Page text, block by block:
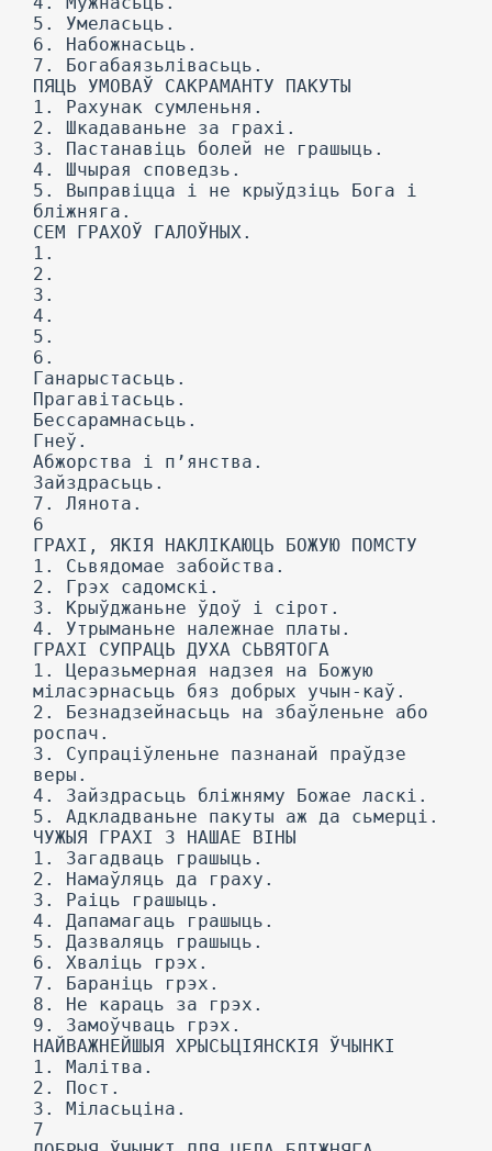
5. Умеласьць.
6. Набожнасьць.
7. Богабаязьлівасьць.
ПЯЦЬ УМОВАЎ САКРАМАНТУ ПАКУТЫ
1. Рахунак сумленьня.
2. Шкадаваньне за грахі.
3. Пастанавіць болей не грашыць.
4. Шчырая споведзь.
5. Выправіцца і не крыўдзіць Бога і
бліжняга.
СЕМ ГРАХОЎ ГАЛОЎНЫХ.
1.
2.
3.
4.
5.
6.
Ганарыстасьць.
Прагавітасьць.
Бессарамнасьць.
Гнеў.
Абжорства і п’янства.
Зайздрасьць.
7. Лянота.
6
ГРАХІ, ЯКІЯ НАКЛІКАЮЦЬ БОЖУЮ ПОМСТУ
1. Сьвядомае забойства.
2. Грэх садомскі.
3. Крыўджаньне ўдоў і сірот.
4. Утрыманьне належнае платы.
ГРАХІ СУПРАЦЬ ДУХА СЬВЯТОГА
1. Церазьмерная надзея на Божую
міласэрнасьць бяз добрых учын-каў.
2. Безнадзейнасьць на збаўленьне або
роспач.
3. Супраціўленьне пазнанай праўдзе
веры.
4. Зайздрасьць бліжняму Божае ласкі.
5. Адкладваньне пакуты аж да сьмерці.
ЧУЖЫЯ ГРАХІ 3 НАШАЕ ВІНЫ
1. Загадваць грашыць.
2. Намаўляць да граху.
3. Раіць грашыць.
4. Дапамагаць грашыць.
5. Дазваляць грашыць.
6. Хваліць грэх.
7. Бараніць грэх.
8. He караць за грэх.
9. Замоўчваць грэх.
НАЙВАЖНЕЙШЫЯ ХРЫСЬЦІЯНСКІЯ ЎЧЫНКІ
1. Малітва.
2. Пост.
3. Міласьціна.
7